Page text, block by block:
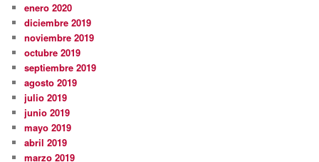
enero 2020
diciembre 2019
noviembre 2019
octubre 2019
septiembre 2019
agosto 2019
julio 2019
junio 2019
mayo 2019
abril 2019
marzo 2019